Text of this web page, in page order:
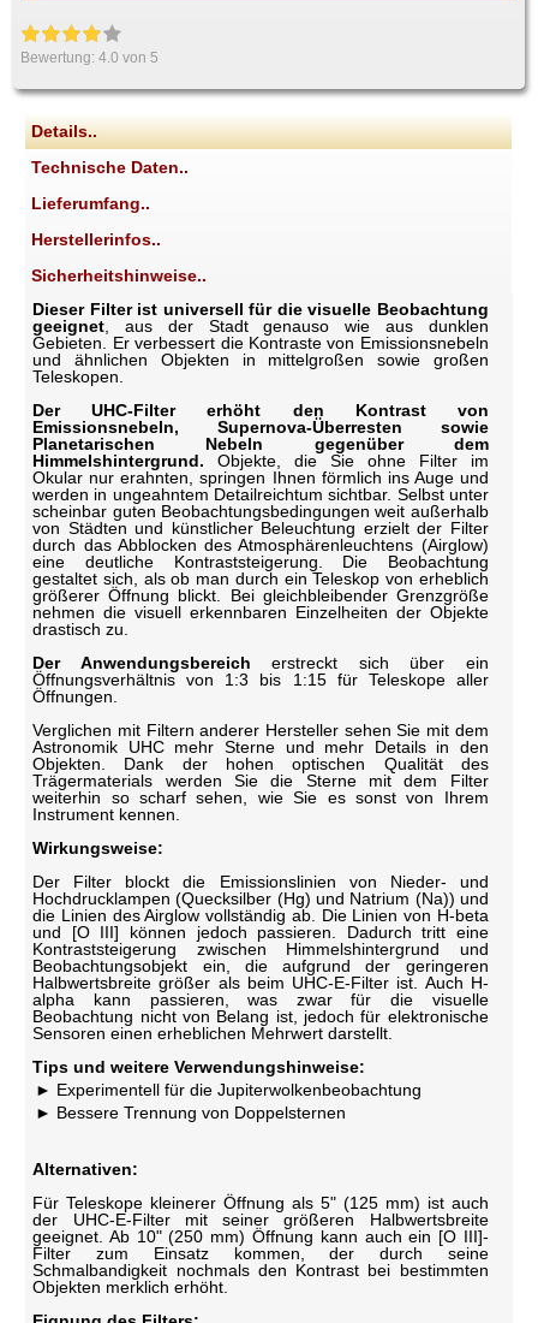
Bewertung:4.0 von 5
Details..
Technische Daten..
Lieferumfang..
Herstellerinfos..
Sicherheitshinweise..
Dieser Filter ist universell für die visuelle Beobachtung
geeignet, aus der Stadt genauso wie aus dunklen
Gebieten. Er verbessert die Kontraste von Emissionsnebeln
und ähnlichen Objekten in mittelgroßen sowie großen
Teleskopen.
Der UHC-Filter erhöht den Kontrast von
Emissionsnebeln, Supernova-Überresten sowie
Planetarischen Nebeln gegenüber dem
Himmelshintergrund. Objekte, die Sie ohne Filter im
Okular nur erahnten, springen Ihnen förmlich ins Auge und
werden in ungeahntem Detailreichtum sichtbar. Selbst unter
scheinbar guten Beobachtungsbedingungen weit außerhalb
von Städten und künstlicher Beleuchtung erzielt der Filter
durch das Abblocken des Atmosphärenleuchtens (Airglow)
eine deutliche Kontraststeigerung. Die Beobachtung
gestaltet sich, als ob man durch ein Teleskop von erheblich
größerer Öffnung blickt. Bei gleichbleibender Grenzgröße
nehmen die visuell erkennbaren Einzelheiten der Objekte
drastisch zu.
Der Anwendungsbereich erstreckt sich über ein
Öffnungsverhältnis von 1:3 bis 1:15 für Teleskope aller
Öffnungen.
Verglichen mit Filtern anderer Hersteller sehen Sie mit dem
Astronomik UHC mehr Sterne und mehr Details in den
Objekten. Dank der hohen optischen Qualität des
Trägermaterials werden Sie die Sterne mit dem Filter
weiterhin so scharf sehen, wie Sie es sonst von Ihrem
Instrument kennen.
Wirkungsweise:
Der Filter blockt die Emissionslinien von Nieder- und
Hochdrucklampen (Quecksilber (Hg) und Natrium (Na)) und
die Linien des Airglow vollständig ab. Die Linien von H-beta
und [O III] können jedoch passieren. Dadurch tritt eine
Kontraststeigerung zwischen Himmelshintergrund und
Beobachtungsobjekt ein, die aufgrund der geringeren
Halbwertsbreite größer als beim UHC-E-Filter ist. Auch H-
alpha kann passieren, was zwar für die visuelle
Beobachtung nicht von Belang ist, jedoch für elektronische
Sensoren einen erheblichen Mehrwert darstellt.
Tips und weitere Verwendungshinweise:
Experimentell für die Jupiterwolkenbeobachtung
Bessere Trennung von Doppelsternen
Alternativen:
Für Teleskope kleinerer Öffnung als 5" (125 mm) ist auch
der UHC-E-Filter mit seiner größeren Halbwertsbreite
geeignet. Ab 10" (250 mm) Öffnung kann auch ein [O III]-
Filter zum Einsatz kommen, der durch seine
Schmalbandigkeit nochmals den Kontrast bei bestimmten
Objekten merklich erhöht.